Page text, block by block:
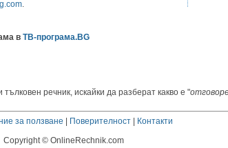
в ТВ-програма.BG
речник, искайки да разберат какво е "
за ползване | Поверителност| Контакти
Copyright © OnlineRechnik.com